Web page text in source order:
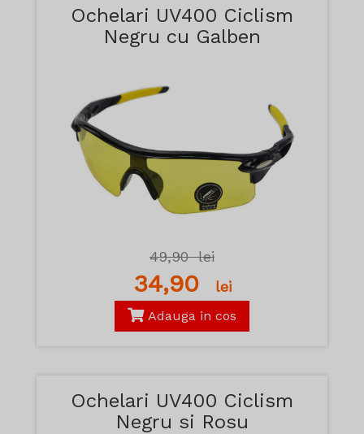
Ochelari UV400 Ciclism
Negru cu Galben
49,90lei
34,90 lei
Adauga in cos
Ochelari UV400 Ciclism
Negru si Rosu